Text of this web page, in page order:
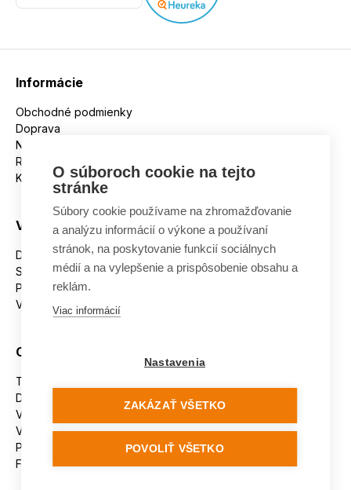
Informácie
Obchodné podmienky
Doprava
Nakupujeme na splátky
Reklamácie
Kontakt
Všetko o nákupe
Dostupnosť tovaru
Spracovanie osobných údajov
Platba
Výmena a vrátenie tovaru
Ostatné
Tabuľka veľkostí
Doporučená dĺžka lyží
Vypaľovanie papúč
Veľkosti skeletu lyžiarok
Platforma na riešenie sporov online (ODR)
Formulár na odstúpenie od zmluvy
O súboroch cookie na tejto
stránke
Súbory cookie používame na zhromažďovanie
a analýzu informácií o výkone a používaní
stránok, na poskytovanie funkcií sociálnych
médií a na vylepšenie a prispôsobenie obsahu a
reklám.
Viac informácií
Nastavenia
ZAKÁZAŤ VŠETKO
POVOLIŤ VŠETKO